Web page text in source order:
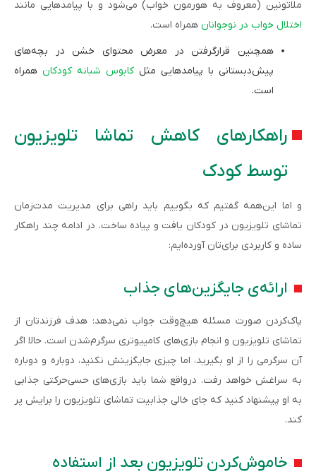
ملاتونین (معروف به هورمون خواب) می‌شود و با پیامدهایی مانند
اختلال خواب در نوجوانان همراه است.
همچنین قرارگرفتن در معرض محتوای خشن در بچه‌های
پیش‌دبستانی با پیامدهایی مثل کابوس شبانه کودکان همراه
است.
راهکار‌های کاهش تماشا تلویزیون
توسط کودک
و اما این‌همه گفتیم که بگوییم باید راهی برای مدیریت مدت‌زمان
تماشای تلویزیون در کودکان یافت و پیاده ساخت. در ادامه چند راهکار
ساده و کاربردی برای‌تان آورده‌ایم:
ارائه‌ی جایگزین‌های جذاب
پاک‌کردن صورت مسئله هیچ‌وقت جواب نمی‌دهد: هدف فرزندتان از
تماشای تلویزیون و انجام بازی‌های کامپیوتری سرگرم‌شدن است. حالا اگر
آن سرگرمی را از او بگیرید، اما چیزی جایگزینش نکنید، دوباره و دوباره
به سراغش خواهد رفت. درواقع شما باید بازی‌های حسی‌حرکتی جذابی
به او پیشنهاد کنید که جای خالی جذابیت تماشای تلویزیون را برایش پر
کند.
خاموش‌کردن تلویزیون بعد از استفاده